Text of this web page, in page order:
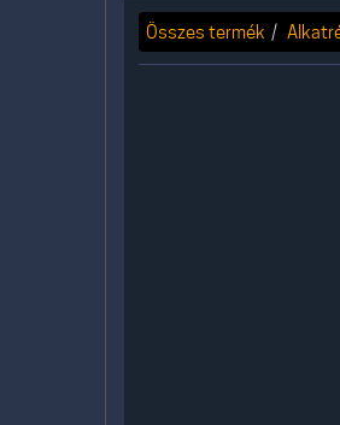
Összes termék